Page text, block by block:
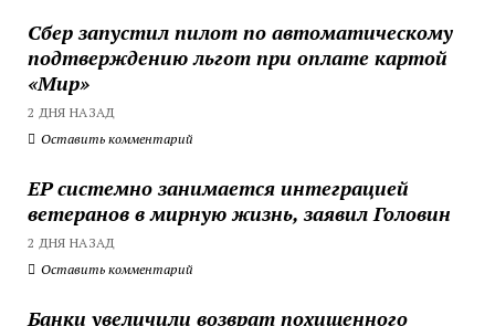
Сбер запустил пилот по автоматическому
подтверждению льгот при оплате картой
«Мир»
2 ДНЯ НАЗАД
Оставить комментарий
ЕР системно занимается интеграцией
ветеранов в мирную жизнь, заявил Головин
2 ДНЯ НАЗАД
Оставить комментарий
Банки увеличили возврат похищенного